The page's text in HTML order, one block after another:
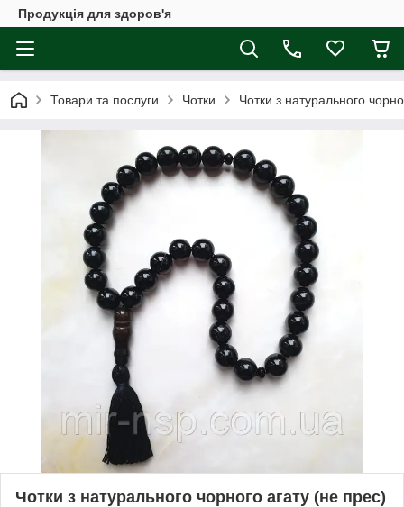
Продукція для здоров'я
Товари та послуги Чотки Чотки з натурального
Чотки з натурального чорного агату (не прес)